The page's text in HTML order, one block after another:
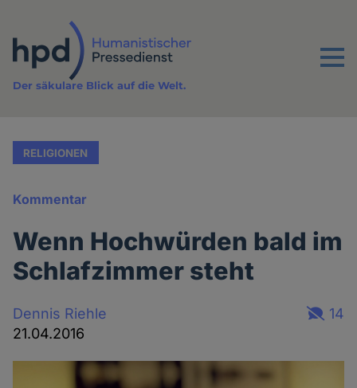
Inhalt
Menu
Der säkulare Blick auf die Welt.
RELIGIONEN
Kommentar
Wenn Hochwürden bald im
Schlafzimmer steht
Dennis Riehle
21.04.2016
14